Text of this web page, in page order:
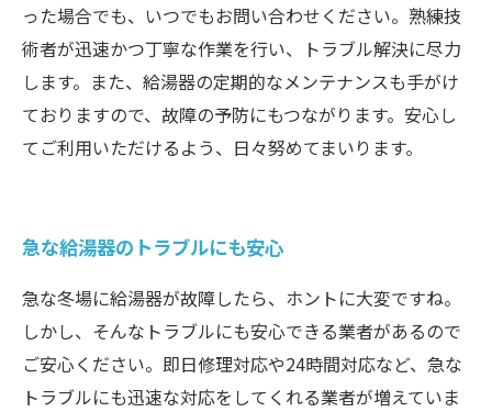
った場合でも、いつでもお問い合わせください。熟練技
術者が迅速かつ丁寧な作業を行い、トラブル解決に尽力
します。また、給湯器の定期的なメンテナンスも手がけ
ておりますので、故障の予防にもつながります。安心し
てご利用いただけるよう、日々努めてまいります。
急な給湯器のトラブルにも安心
急な冬場に給湯器が故障したら、ホントに大変ですね。
しかし、そんなトラブルにも安心できる業者があるので
ご安心ください。即日修理対応や24時間対応など、急な
トラブルにも迅速な対応をしてくれる業者が増えていま